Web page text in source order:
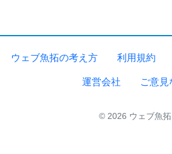
ウェブ魚拓の考え方 利用規約
運営会社 ご意見
© 2026 ウェブ魚拓